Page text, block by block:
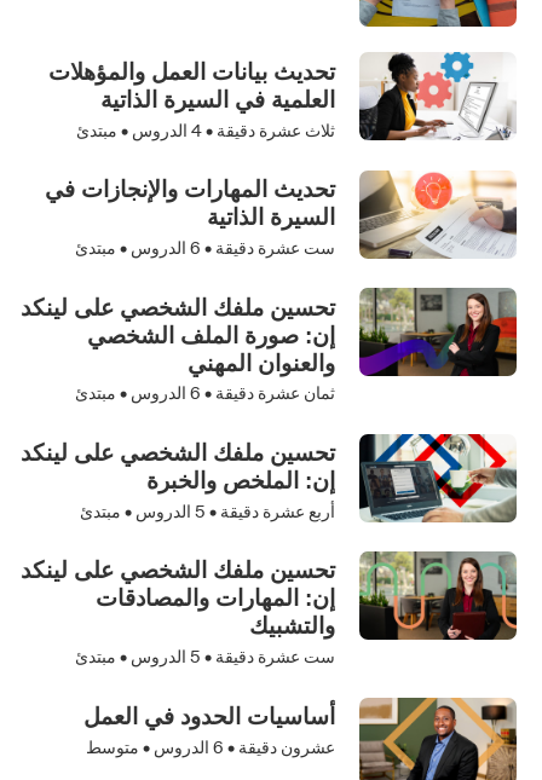
تحديث بيانات العمل والمؤهلات
العلمية ‬‬‬‬‬‬‬‬في السيرة الذاتية
ثلاث عشرة دقيقة •4 الدروس • مبتدئ
تحديث المهارات والإنجازات في
السيرة الذاتية
ست عشرة دقيقة • 6 الدروس • مبتدئ
تحسين ملفك الشخصي على لينكد
إن: صورة الملف الشخصي
والعنوان المهني
ثمان عشرة دقيقة • 6 الدروس • مبتدئ
تحسين ملفك الشخصي على لينكد
إن: الملخص والخبرة
أربع عشرة دقيقة • 5 الدروس • مبتدئ
تحسين ملفك الشخصي على لينكد
إن: المهارات والمصادقات
والتشبيك
ست عشرة دقيقة • 5 الدروس • مبتدئ
أساسيات الحدود في العمل
عشرون دقيقة • 6 الدروس • متوسط